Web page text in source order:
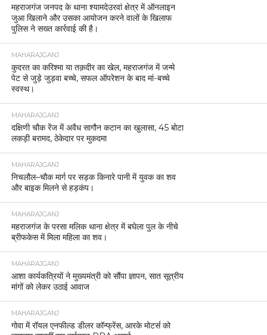
महराजगंज जनपद के थाना श्यामदेउरवां क्षेत्र में ऑनलाइन
जुआ खिलाने और उसका आयोजन करने वालों के खिलाफ
पुलिस ने सख्त कार्रवाई की है।
MAHARAJGANJ
कुदरत का करिश्मा या तक़दीर का खेल, महराजगंज में जन्मे
पेट से जुड़े जुड़वा बच्चे, सफल ऑपरेशन के बाद मां-बच्चे
स्वस्थ।
MAHARAJGANJ
दक्षिणी चौक रेंज में अवैध सागौन कटान का खुलासा, 45 बोटा
लकड़ी बरामद, ठेकेदार पर मुकदमा
MAHARAJGANJ
निचलौल–चौक मार्ग पर सड़क किनारे पानी में युवक का शव
और बाइक मिलने से हड़कंप।
MAHARAJGANJ
महराजगंज के परसा मलिक थाना क्षेत्र में बघेला पुल के नीचे
ब्रीफकेस में मिला महिला का शव।
MAHARAJGANJ
आशा कार्यकत्रियों ने मुख्यमंत्री को सौंपा ज्ञापन, सात सूत्रीय
मांगों को लेकर उठाई आवाज
MAHARAJGANJ
गोवा में रॉयल एनफील्ड डीलर कॉन्फ्रेंस, आरके मोटर्स को